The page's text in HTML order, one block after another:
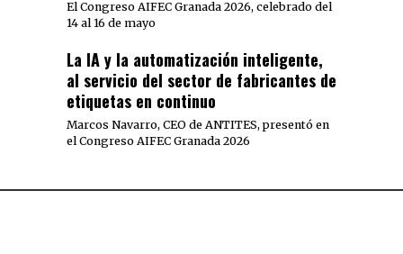
El Congreso AIFEC Granada 2026, celebrado del
14 al 16 de mayo
La IA y la automatización inteligente,
al servicio del sector de fabricantes de
etiquetas en continuo
Marcos Navarro, CEO de ANTITES, presentó en
el Congreso AIFEC Granada 2026